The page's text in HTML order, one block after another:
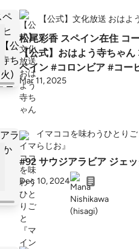
【公式】文化放送 おはよ
松尾彩香 スペイン在住 コ
【公式】おはよう寺ちゃん
ペイン #コロンビア #コー
政策
Mar 11, 2025
イマココを味わうひとり
らじお』
#92 サウジアラビア ジェ
Dec 10, 2024